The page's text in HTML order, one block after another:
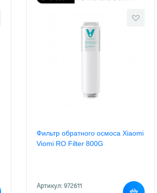
Фильтр обратного осмоса Xiaomi
Viomi RO Filter 800G
Артикул: 972611